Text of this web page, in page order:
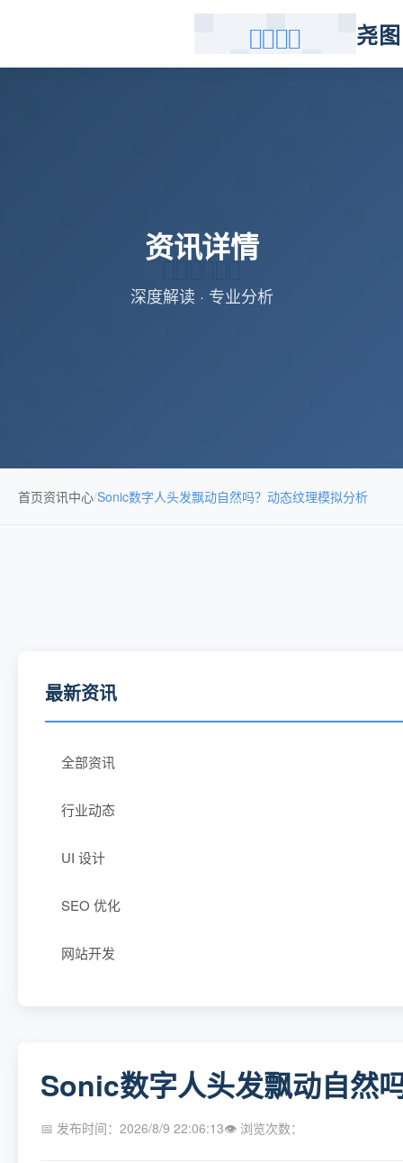
尧
资讯详情
深度解读 · 专业分析
首页资讯中心/Sonic数字人头发飘动自然吗？动态纹理模拟分析
最新资讯
全部资讯
行业动态
UI 设计
SEO 优化
网站开发
Sonic数字人头发飘动自然
📅 发布时间：2026/8/9 22:06:13👁 浏览次数：